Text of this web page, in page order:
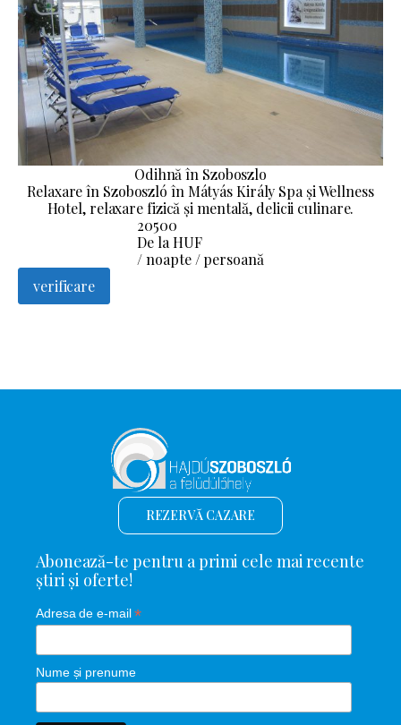
Odihnă în Szoboszlo
Relaxare în Szoboszló în Mátyás Király Spa și Wellness
Hotel, relaxare fizică și mentală, delicii culinare.
20500
De la HUF
/ noapte / persoană
verificare
REZERVĂ CAZARE
Abonează-te pentru a primi cele mai recente
știri și oferte!
Adresa de e-mail*
Nume și prenume